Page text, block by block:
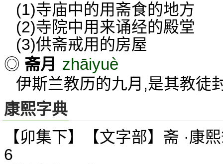
(1)寺庙中的用斋食的地方
(2)寺院中用来诵经的殿堂
(3)供斋戒用的房屋
◎ 斋月 zhāiyuè
伊斯兰教历的九月,是其教徒
康熙字典
【卯集下】【文字部】斋 ·康
6